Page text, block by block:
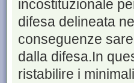
incostituzionale
difesa delineata
conseguenze
dalla difesa.In
ristabilire i